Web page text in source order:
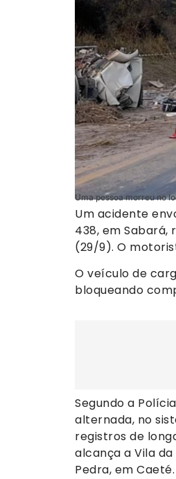
Uma pessoa morreu no
Um acidente
438, em
(29/9). O
O veículo de
bloqueando
Segundo a
alternada, no
registros de
alcança a Vila
Pedra, em Caeté.